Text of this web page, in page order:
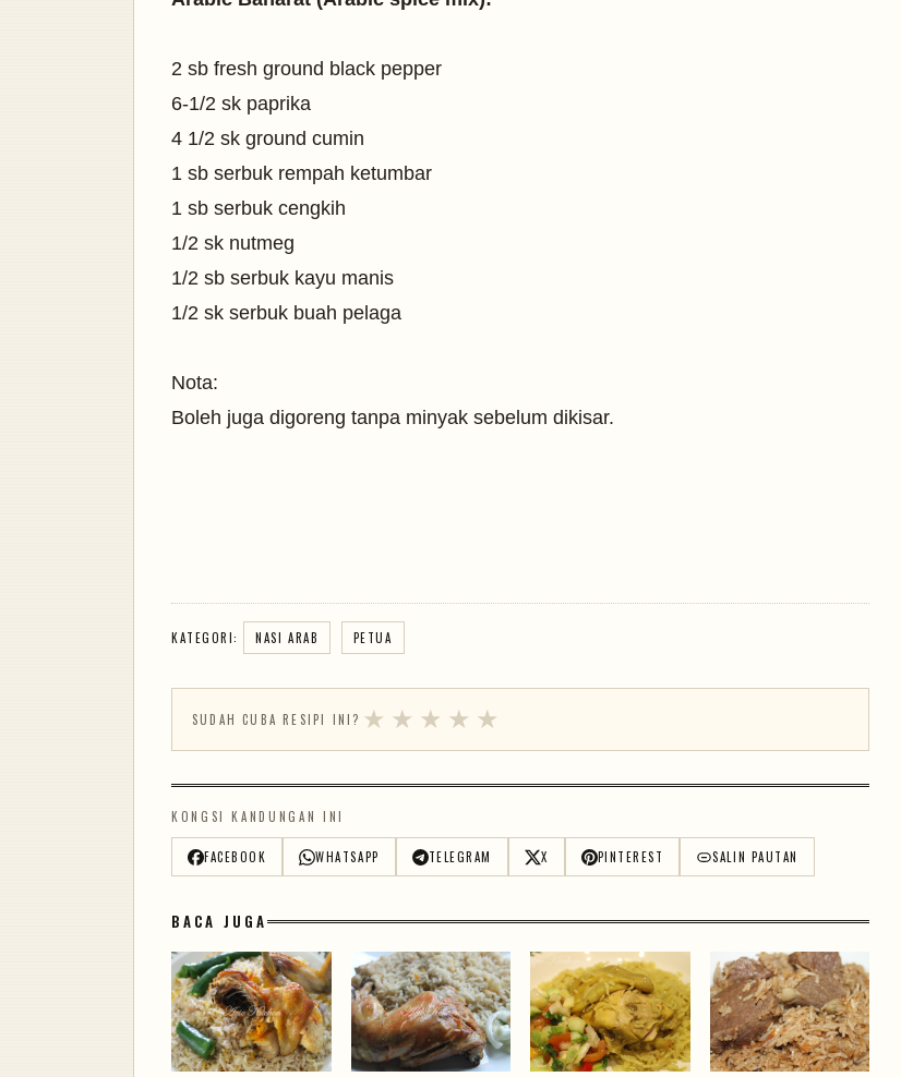
2 sb fresh ground black pepper
6-1/2 sk paprika
4 1/2 sk ground cumin
1 sb serbuk rempah ketumbar
1 sb serbuk cengkih
1/2 sk nutmeg
1/2 sb serbuk kayu manis
1/2 sk serbuk buah pelaga
Nota:
Boleh juga digoreng tanpa minyak sebelum dikisar.
KATEGORI: NASI ARAB PETUA
SUDAH CUBA RESIPI INI? ★ ★ ★ ★ ★
KONGSI KANDUNGAN INI
FACEBOOK WHATSAPP TELEGRAM X PINTEREST SALIN PAUTAN
BACA JUGA